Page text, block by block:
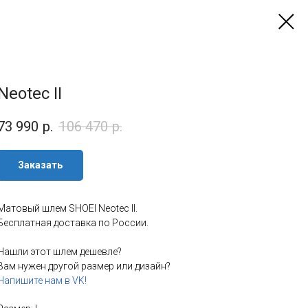
II
990 р. 106 470 р.
Заказать
шлем SHOEI Neotec II.
доставка по России.
этот шлем дешевле?
нужен другой размер или дизайн?
нам в VK!